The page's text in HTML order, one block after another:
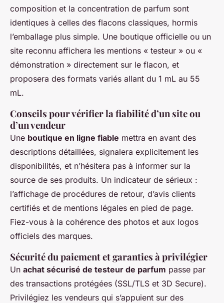
composition et la concentration de parfum sont
identiques à celles des flacons classiques, hormis
l’emballage plus simple. Une boutique officielle ou un
site reconnu affichera les mentions « testeur » ou «
démonstration » directement sur le flacon, et
proposera des formats variés allant du 1 mL au 55
mL.
Conseils pour vérifier la fiabilité d’un site ou
d’un vendeur
Une boutique en ligne fiable mettra en avant des
descriptions détaillées, signalera explicitement les
disponibilités, et n’hésitera pas à informer sur la
source de ses produits. Un indicateur de sérieux :
l’affichage de procédures de retour, d’avis clients
certifiés et de mentions légales en pied de page.
Fiez-vous à la cohérence des photos et aux logos
officiels des marques.
Sécurité du paiement et garanties à privilégier
Un achat sécurisé de testeur de parfum passe par
des transactions protégées (SSL/TLS et 3D Secure).
Privilégiez les vendeurs qui s’appuient sur des